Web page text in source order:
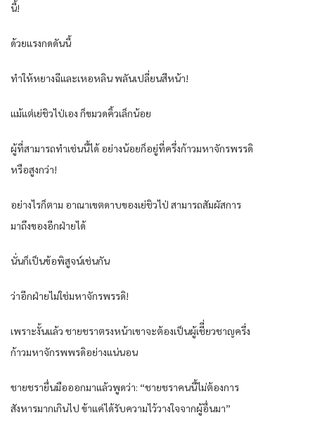
นี้!
ด้วยแรงกดดันนี้
ทำให้หยางฉีและเหอหลิน พลันเปลี่ยนสีหน้า!
แม้แต่เย่ชิวไป่เอง ก็ขมวดคิ้วเล็กน้อย
ผู้ที่สามารถทำเช่นนี้ได้ อย่างน้อยก็อยู่ที่ครึ่งก้าวมหาจักรพรรดิ
หรือสูงกว่า!
อย่างไรก็ตาม อาณาเขตดาบของเย่ชิวไป่ สามารถสัมผัสการ
มาถึงของอีกฝ่ายได้
นั่นก็เป็นข้อพิสูจน์เช่นกัน
ว่าอีกฝ่ายไม่ใช่มหาจักรพรรดิ!
เพราะงั้นแล้ว ชายชราตรงหน้าเขาจะต้องเป็นผู้เชีี่ยวชาญครึ่ง
ก้าวมหาจักรพพรดิอย่างแน่นอน
ชายชรายื่นมือออกมาแล้วพูดว่า: “ชายชราคนนี้ไม่ต้องการ
สังหารมากเกินไป ข้าแค่ได้รับความไว้วางใจจากผู้อื่นมา”